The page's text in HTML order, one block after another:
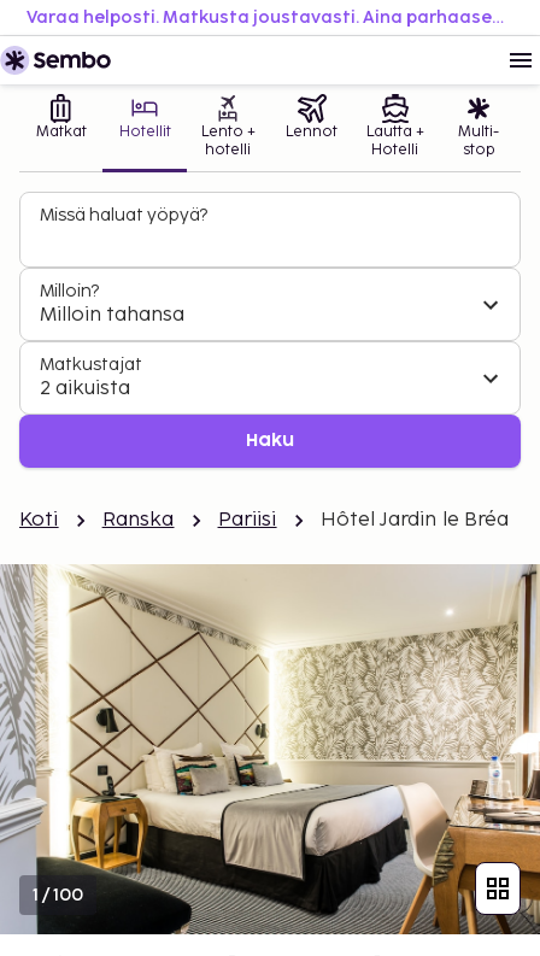
Varaa helposti. Matkusta joustavasti. Aina parhaaseen hintaan.
Matkat Hotellit
Lento +
hotelli
Lennot
Lautta +
Hotelli
Multi-
stop
Missä haluat yöpyä?
Milloin?
Milloin tahansa
Matkustajat
2 aikuista
Haku
Koti Ranska Pariisi Hôtel Jardin le Bréa
1 /100